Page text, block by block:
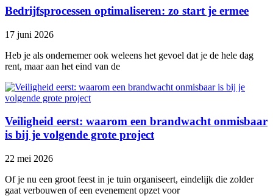
Bedrijfsprocessen optimaliseren: zo start je ermee
17 juni 2026
Heb je als ondernemer ook weleens het gevoel dat je de hele dag
rent, maar aan het eind van de
Veiligheid eerst: waarom een brandwacht onmisbaar
is bij je volgende grote project
22 mei 2026
Of je nu een groot feest in je tuin organiseert, eindelijk die zolder
gaat verbouwen of een evenement opzet voor